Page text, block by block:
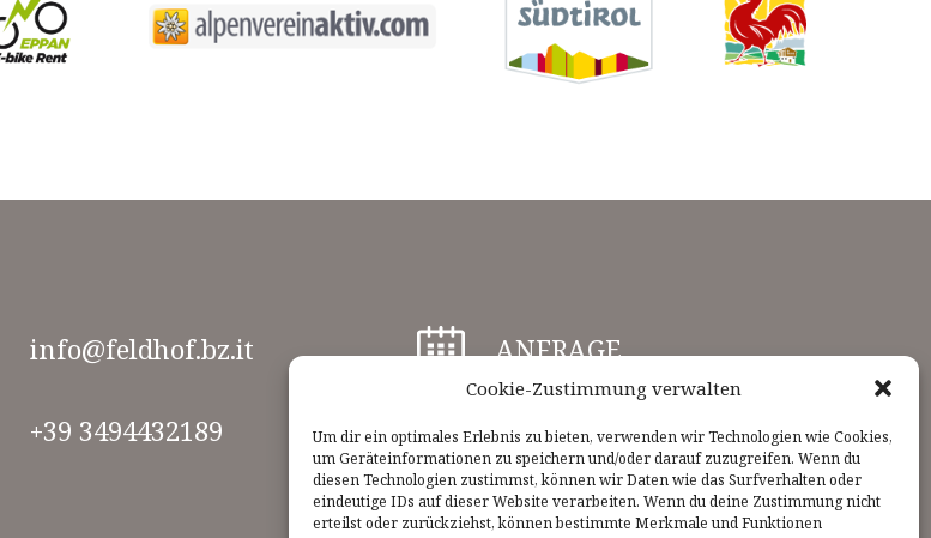
Cookie-Zustimmung verwalten
Um dir ein optimales Erlebnis zu bieten, verwenden wir Technologien wie Cookies,
um Geräteinformationen zu speichern und/oder darauf zuzugreifen. Wenn du
diesen Technologien zustimmst, können wir Daten wie das Surfverhalten oder
eindeutige IDs auf dieser Website verarbeiten. Wenn du deine Zustimmung nicht
erteilst oder zurückziehst, können bestimmte Merkmale und Funktionen
info@feldhof.bz.it
+39 3494432189
ANFRAGE
ANREISE